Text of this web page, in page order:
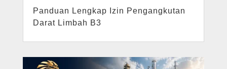
Panduan Lengkap Izin Pengangkutan
Darat Limbah B3